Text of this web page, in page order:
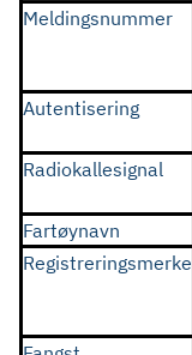
Meldingsnummer
Autentisering
Radiokallesignal
Fartøynavn
Registreringsmerke